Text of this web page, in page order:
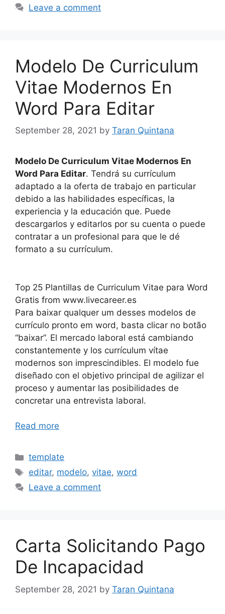
Leave a comment
Modelo De Curriculum
Vitae Modernos En
Word Para Editar
September 28, 2021 by Taran Quintana
Modelo De Curriculum Vitae Modernos En
Word Para Editar. Tendrá su currículum
adaptado a la oferta de trabajo en particular
debido a las habilidades específicas, la
experiencia y la educación que. Puede
descargarlos y editarlos por su cuenta o puede
contratar a un profesional para que le dé
formato a su currículum.
Top 25 Plantillas de Curriculum Vitae para Word
Gratis from www.livecareer.es
Para baixar qualquer um desses modelos de
currículo pronto em word, basta clicar no botão
“baixar”. El mercado laboral está cambiando
constantemente y los currículum vítae
modernos son imprescindibles. El modelo fue
diseñado con el objetivo principal de agilizar el
proceso y aumentar las posibilidades de
concretar una entrevista laboral.
Read more
Categories
template
Tags
editar, modelo,vitae,word
Leave a comment
Carta Solicitando Pago
De Incapacidad
September 28, 2021 by Taran Quintana